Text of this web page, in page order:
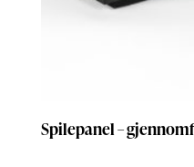
Spilepanel –